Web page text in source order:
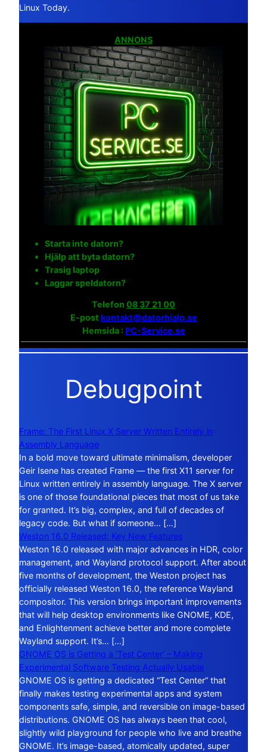
Linux Today.
ANNONS
Starta inte datorn?
Hjälp att byta datorn?
Trasig laptop
Laggar speldatorn?
Telefon 08 37 21 00
E-post kontakt@datorhjalp.se
Hemsida :PC-Service.se
Debugpoint
Frame: The First Linux X Server Written Entirely in
Assembly Language
In a bold move toward ultimate minimalism, developer
Geir Isene has created Frame — the first X11 server for
Linux written entirely in assembly language. The X server
is one of those foundational pieces that most of us take
for granted. It’s big, complex, and full of decades of
legacy code. But what if someone… […]
Weston 16.0 Released: Key New Features
Weston 16.0 released with major advances in HDR, color
management, and Wayland protocol support. After about
five months of development, the Weston project has
officially released Weston 16.0, the reference Wayland
compositor. This version brings important improvements
that will help desktop environments like GNOME, KDE,
and Enlightenment achieve better and more complete
Wayland support. It’s… […]
GNOME OS is Getting a ‘Test Center’ – Making
Experimental Software Testing Actually Usable
GNOME OS is getting a dedicated “Test Center” that
finally makes testing experimental apps and system
components safe, simple, and reversible on image-based
distributions. GNOME OS has always been that cool,
slightly wild playground for people who live and breathe
GNOME. It’s image-based, atomically updated, super